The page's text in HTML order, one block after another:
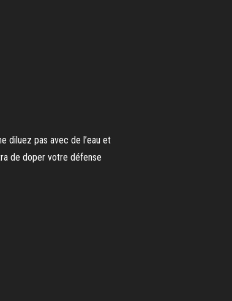
diluez pas avec de l’eau et
de doper votre défense